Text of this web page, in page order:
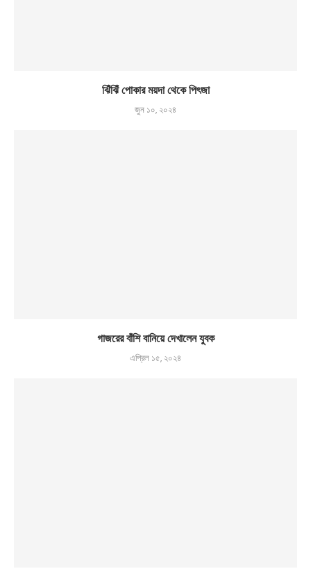
ঝিঁঝিঁ পোকার ময়দা থেকে পিৎজা
জুন ১০, ২০২৪
গাজরের বাঁশি বানিয়ে দেখালেন যুবক
এপ্রিল ১৫, ২০২৪